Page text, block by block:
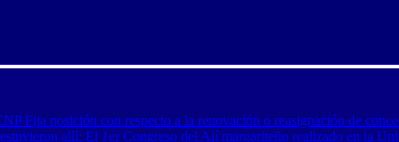
Fija posición con respecto a la renovación o reasignación de
allí: El 1er Congreso del Ají margariteño realizado en la